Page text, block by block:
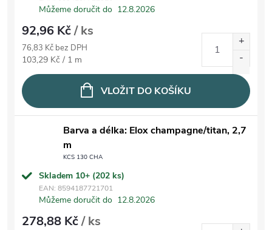
Můžeme doručit do 12.8.2026
92,96 Kč/ ks
76,83 Kč bez DPH
Měrná cena:
103,29 Kč / 1 m
VLOŽIT DO KOŠÍKU
Barva a délka: Elox champagne/titan, 2,7
m
KCS 130 CHA
Skladem 10+ (202 ks)
EAN: 8594187721701
Můžeme doručit do 12.8.2026
278,88 Kč/ ks